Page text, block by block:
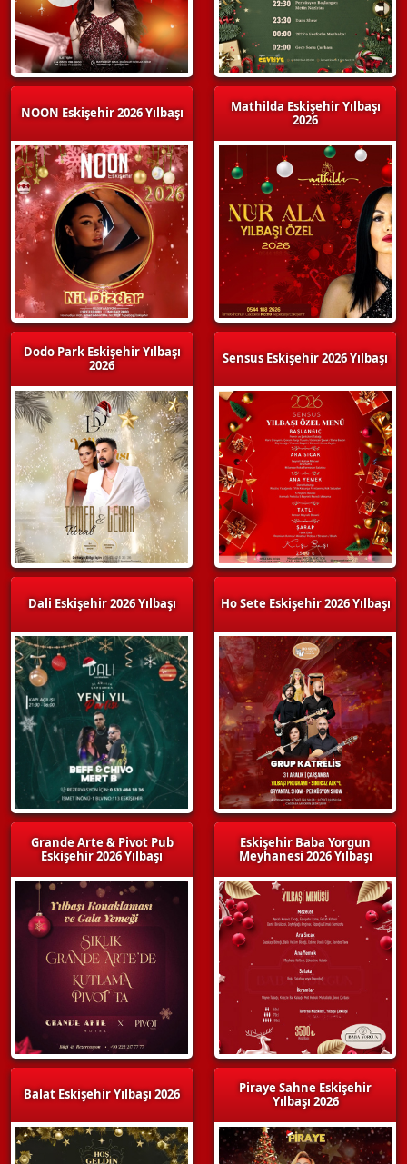
NOON Eskişehir 2026 Yılbaşı
Dodo Park Eskişehir Yılbaşı
2026
Dali Eskişehir 2026 Yılbaşı
Grande Arte & Pivot Pub
Eskişehir 2026 Yılbaşı
Balat Eskişehir Yılbaşı 2026
Mathilda Eskişehir Yılbaşı
2026
Sensus Eskişehir 2026 Yılbaşı
Ho Sete Eskişehir 2026 Yılbaşı
Eskişehir Baba Yorgun
Meyhanesi 2026 Yılbaşı
Piraye Sahne Eskişehir
Yılbaşı 2026